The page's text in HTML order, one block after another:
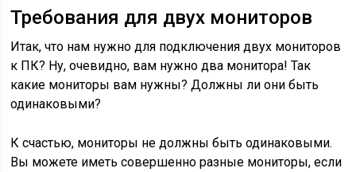
Требования для двух мониторов
Итак, что нам нужно для подключения двух мониторов
к ПК? Ну, очевидно, вам нужно два монитора! Так
какие мониторы вам нужны? Должны ли они быть
одинаковыми?
К счастью, мониторы не должны быть одинаковыми.
Вы можете иметь совершенно разные мониторы, если